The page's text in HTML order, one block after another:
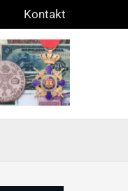
Kontakt